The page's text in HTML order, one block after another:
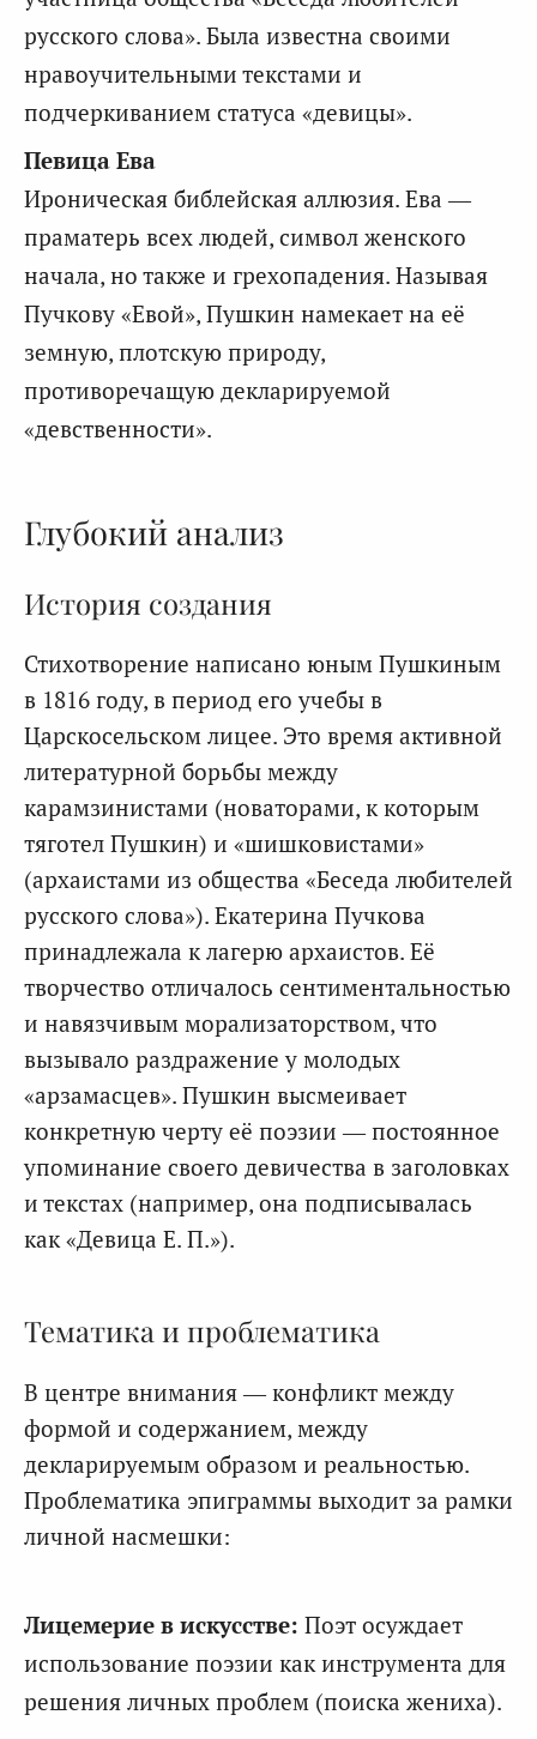
русского слова». Была известна своими
нравоучительными текстами и
подчеркиванием статуса «девицы».
Певица Ева
Ироническая библейская аллюзия. Ева —
праматерь всех людей, символ женского
начала, но также и грехопадения. Называя
Пучкову «Евой», Пушкин намекает на её
земную, плотскую природу,
противоречащую декларируемой
«девственности».
Глубокий анализ
История создания
Стихотворение написано юным Пушкиным
в 1816 году, в период его учебы в
Царскосельском лицее. Это время активной
литературной борьбы между
карамзинистами (новаторами, к которым
тяготел Пушкин) и «шишковистами»
(архаистами из общества «Беседа любителей
русского слова»). Екатерина Пучкова
принадлежала к лагерю архаистов. Её
творчество отличалось сентиментальностью
и навязчивым морализаторством, что
вызывало раздражение у молодых
«арзамасцев». Пушкин высмеивает
конкретную черту её поэзии — постоянное
упоминание своего девичества в заголовках
и текстах (например, она подписывалась
как «Девица Е. П.»).
Тематика и проблематика
В центре внимания — конфликт между
формой и содержанием, между
декларируемым образом и реальностью.
Проблематика эпиграммы выходит за рамки
личной насмешки:
Лицемерие в искусстве: Поэт осуждает
использование поэзии как инструмента для
решения личных проблем (поиска жениха).